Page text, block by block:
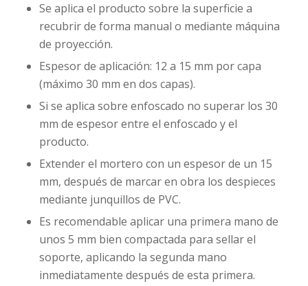
Se aplica el producto sobre la superficie a
recubrir de forma manual o mediante máquina
de proyección.
Espesor de aplicación: 12 a 15 mm por capa
(máximo 30 mm en dos capas).
Si se aplica sobre enfoscado no superar los 30
mm de espesor entre el enfoscado y el
producto.
Extender el mortero con un espesor de un 15
mm, después de marcar en obra los despieces
mediante junquillos de PVC.
Es recomendable aplicar una primera mano de
unos 5 mm bien compactada para sellar el
soporte, aplicando la segunda mano
inmediatamente después de esta primera.